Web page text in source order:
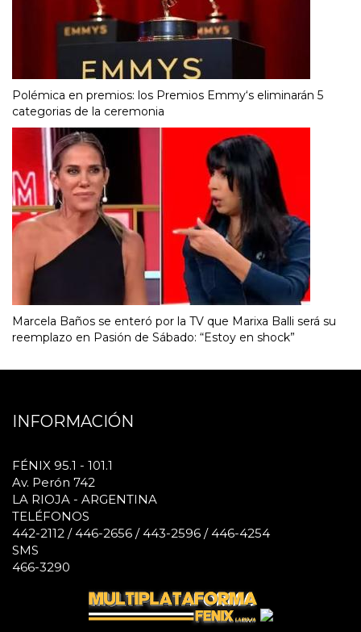
Polémica en premios: los Premios Emmy‘s eliminarán 5
categorias de la ceremonia
Marcela Baños se enteró por la TV que Marixa Balli será su
reemplazo en Pasión de Sábado: “Estoy en shock”
INFORMACIÓN
FÉNIX 95.1 - 101.1
Av. Perón 742
LA RIOJA - ARGENTINA
TELÉFONOS
442-2112 / 446-2656 / 443-2596 / 446-4254
SMS
466-3290